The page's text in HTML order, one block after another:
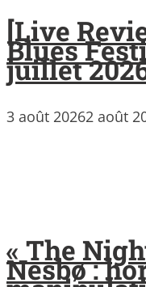
[Live
Blues
juillet
3 août 20262 août
« The
Nesbø :